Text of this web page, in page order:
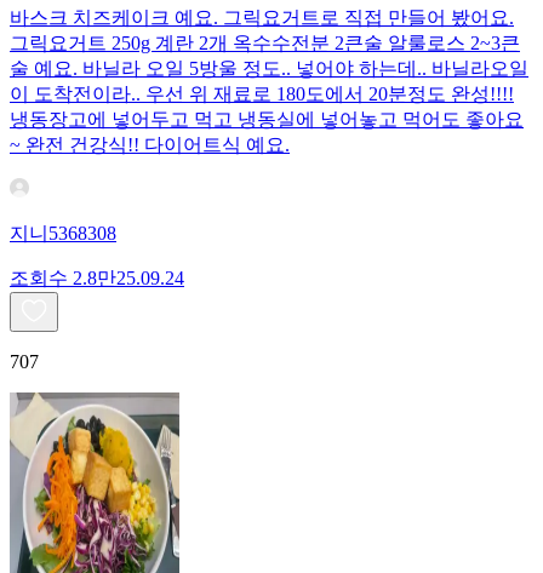
바스크 치즈케이크 예요. 그릭요거트로 직접 만들어 봤어요.
그릭요거트 250g 계란 2개 옥수수전분 2큰술 알룰로스 2~3큰
술 예요. 바닐라 오일 5방울 정도.. 넣어야 하는데.. 바닐라오일
이 도착전이라.. 우선 위 재료로 180도에서 20분정도 완성!!!!
냉동장고에 넣어두고 먹고 냉동실에 넣어놓고 먹어도 좋아요
~ 완전 건강식!! 다이어트식 예요.
지니5368308
조회수 2.8만25.09.24
707